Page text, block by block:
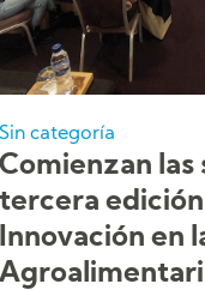
Sin categoría
Comienzan las
tercera
Innovación en